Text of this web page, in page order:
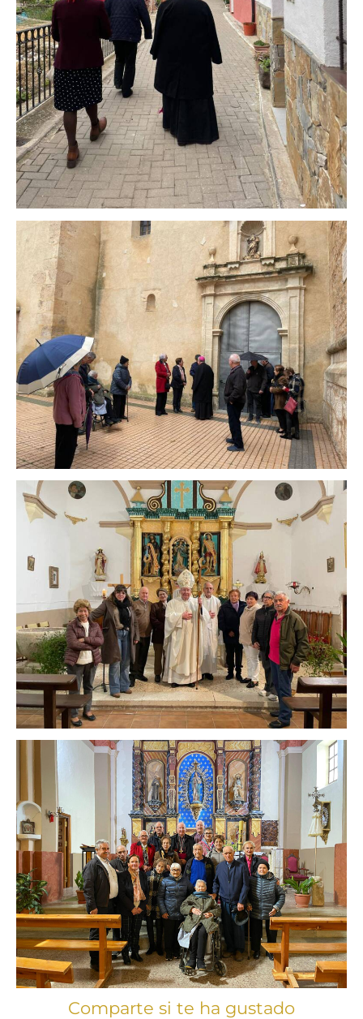
Comparte si te ha gustado